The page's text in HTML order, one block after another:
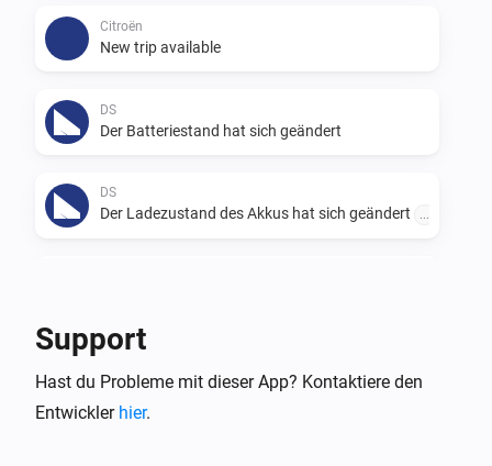
Citroën
New trip available
DS
Der Batteriestand hat sich geändert
DS
Der Ladezustand des Akkus hat sich geändert
New trip available
Support
Hast du Probleme mit dieser App? Kontaktiere den
Entwickler hier.